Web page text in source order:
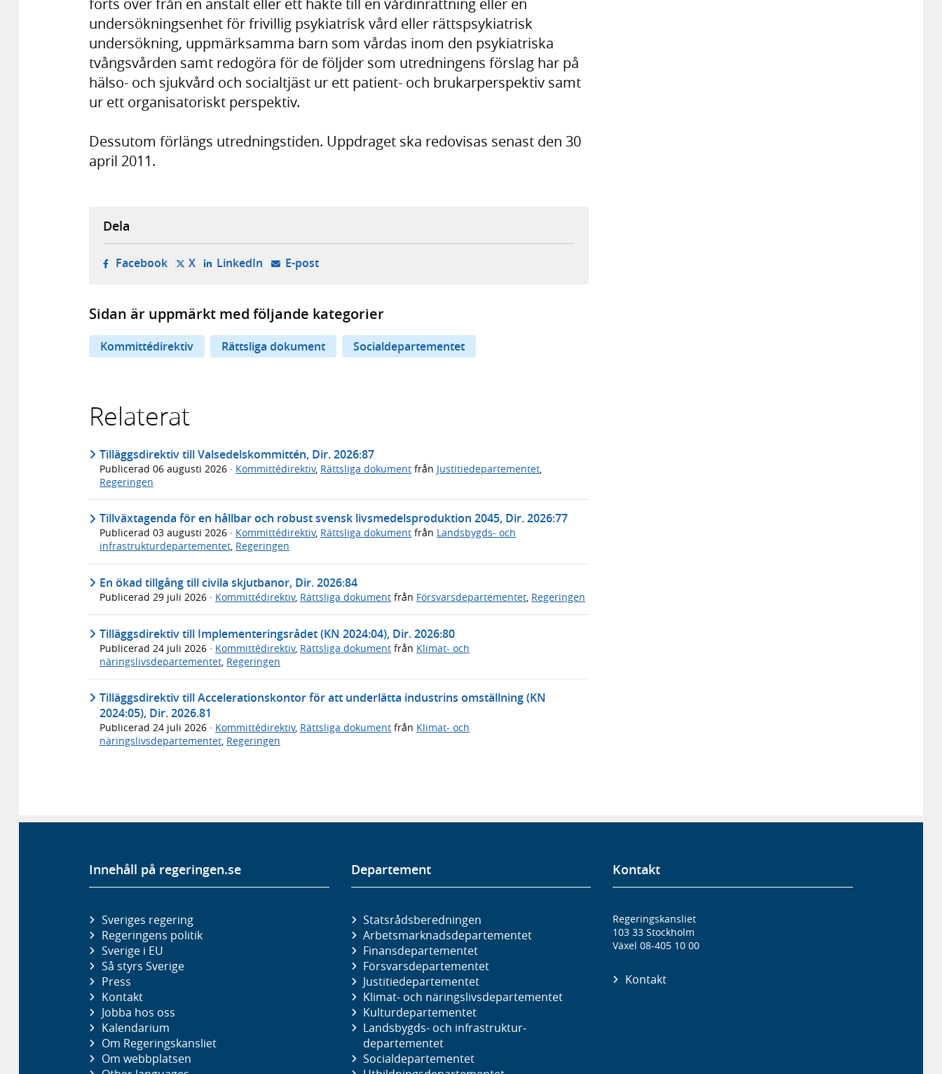
förts över från en anstalt eller ett häkte till en vårdinrättning eller en
undersökningsenhet för frivillig psykiatrisk vård eller rättspsykiatrisk
undersökning, uppmärksamma barn som vårdas inom den psykiatriska
tvångsvården samt redogöra för de följder som utredningens förslag har på
hälso- och sjukvård och socialtjäst ur ett patient- och brukarperspektiv samt
ur ett organisatoriskt perspektiv.
Dessutom förlängs utredningstiden. Uppdraget ska redovisas senast den 30
april 2011.
Dela
Facebook- öppnas i ny flik, extern webbplats,
X- öppnas i ny flik, extern webbplats,
LinkedIn- öppnas i ny flik, extern webbplats,
E-post- öppnar din e-postklient,
Sidan är uppmärkt med följande kategorier
Kommittédirektiv Rättsliga dokument Socialdepartementet
Relaterat
Tilläggsdirektiv till Valsedelskommittén, Dir. 2026:87
Publicerad 06 augusti 2026 · Kommittédirektiv, Rättsliga dokument från Justitiedepartementet
Regeringen
Tillväxtagenda för en hållbar och robust svensk livsmedelsproduktion 2045, Dir. 2026:77
Publicerad 03 augusti 2026 · Kommittédirektiv, Rättsliga dokument från Landsbygds- och
infrastrukturdepartementet, Regeringen
En ökad tillgång till civila skjutbanor, Dir. 2026:84
Publicerad 29 juli 2026 · Kommittédirektiv, Rättsliga dokument från Försvarsdepartementet, Regeringen
Tilläggsdirektiv till Implementeringsrådet (KN 2024:04), Dir. 2026:80
Publicerad 24 juli 2026 · Kommittédirektiv, Rättsliga dokument från Klimat- och
näringslivsdepartementet Regeringen
Tilläggsdirektiv till Accelerationskontor för att underlätta industrins omställning (KN
2024:05), Dir. 2026.81
Publicerad 24 juli 2026 · Kommittédirektiv, Rättsliga dokument från Klimat- och
näringslivsdepartementet, Regeringen
Innehåll på regeringen.se
Sveriges regering
Regeringens politik
Sverige i EU
Så styrs Sverige
Press
Kontakt
Jobba hos oss
Kalendarium
Om Regeringskansliet
Om webbplatsen
Departement
Statsrådsberedningen
Arbetsmarknads­departementet
Finans­departementet
Försvars­departementet
Justitie­departementet
Klimat- och näringslivs­departementet
Kultur­departementet
Landsbygds- och infrastruktur­
departementet
Social­departementet
Kontakt
Regeringskansliet
103 33 Stockholm
Växel 08-405 10 00
Kontakt